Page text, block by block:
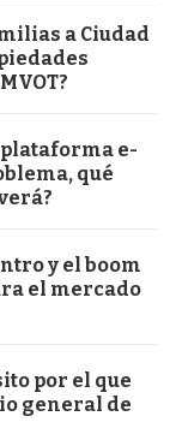
a Ciudad
plataforma e-
qué
y el boom
el mercado
por el que
general de